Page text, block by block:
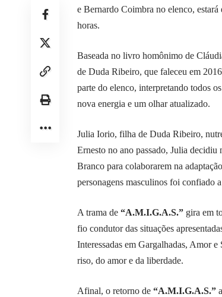
e Bernardo Coimbra no elenco, estará
horas.
Baseada no livro homônimo de
de Duda Ribeiro, que faleceu em
parte do elenco, interpretando todos
nova energia e um olhar atualizado.
Julia Iorio, filha de Duda Ribeiro,
Ernesto no ano passado, Julia
Branco para colaborarem na
personagens masculinos foi confiado
A trama de “A.M.I.G.A.S.” gira em
fio condutor das situações
Interessadas em Gargalhadas, Amor
riso, do amor e da liberdade.
Afinal, o retorno de “A.M.I.G.A.S.”